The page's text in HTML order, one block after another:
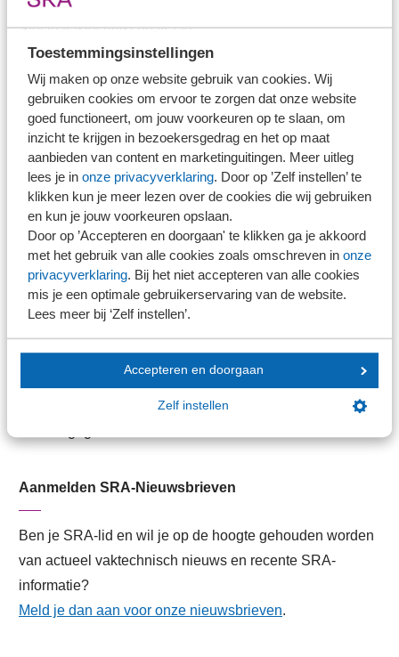
Toestemmingsinstellingen
Wij maken op onze website gebruik van cookies. Wij
gebruiken cookies om ervoor te zorgen dat onze website
goed functioneert, om jouw voorkeuren op te slaan, om
inzicht te krijgen in bezoekersgedrag en het op maat
aanbieden van content en marketinguitingen. Meer uitleg
lees je in onze privacyverklaring. Door op ’Zelf instellen’ te
klikken kun je meer lezen over de cookies die wij gebruiken
en kun je jouw voorkeuren opslaan.
Door op ’Accepteren en doorgaan' te klikken ga je akkoord
met het gebruik van alle cookies zoals omschreven in onze
privacyverklaring. Bij het niet accepteren van alle cookies
mis je een optimale gebruikerservaring van de website.
Lees meer bij ‘Zelf instellen’.
Accepteren en doorgaan
Zelf instellen
Stel je vaktechnische vraag
Branche in Zicht
Dossiers
Kantoorvinder
Nieuwsbank
Handige links
Veilig bestanden delen
SRA-gecertificeerd
Werken bij SRA
Lid worden
Aanmelden SRA-Nieuwsbrieven
Ben je SRA-lid en wil je op de hoogte gehouden worden
van actueel vaktechnisch nieuws en recente SRA-
informatie?
Meld je dan aan voor onze nieuwsbrieven.